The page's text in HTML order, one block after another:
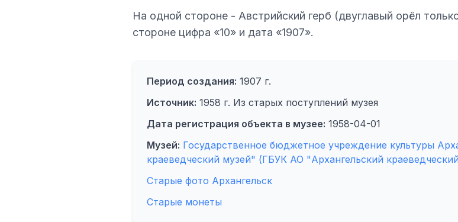
На одной стороне - Австрийский герб (двуглавый орёл
стороне цифра «10» и дата «1907».
Период создания: 1907 г.
Источник: 1958 г. Из старых поступлений музея
Дата регистрация объекта в музее: 1958-04-01
Музей: Государственное бюджетное учреждение культуры
краеведческий музей" (ГБУК АО "Архангельский
Старые фото Архангельск
Старые монеты